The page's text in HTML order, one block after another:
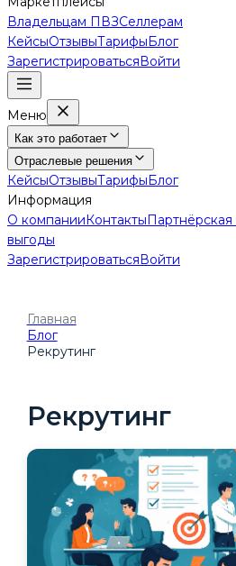
Владельцам ПВЗСеллерам
КейсыОтзывыТарифыБлог
ЗарегистрироватьсяВойти
Меню
Как это работает
Отраслевые решения
КейсыОтзывыТарифыБлог
Информация
О компанииКонтакты
выгоды
ЗарегистрироватьсяВойти
Главная
Блог
Рекрутинг
Рекрутинг